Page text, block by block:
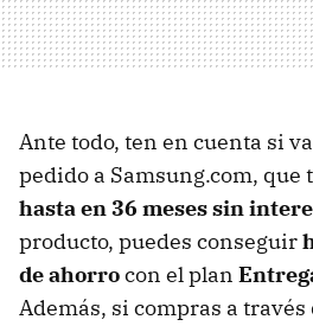
Ante todo, ten en cuenta si
pedido a Samsung.com, que
hasta en 36 meses sin
producto, puedes conseguir
de ahorrocon el plan
Además, si compras a través